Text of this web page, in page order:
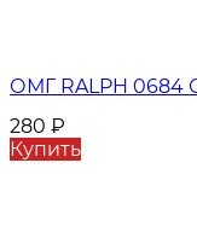
ОМГ RALPH 0684
280 ₽
Купить